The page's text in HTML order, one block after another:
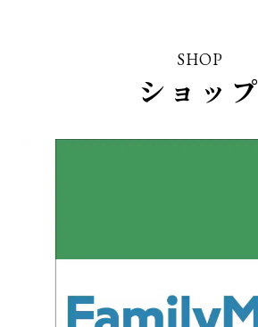
SHOP
ショップ